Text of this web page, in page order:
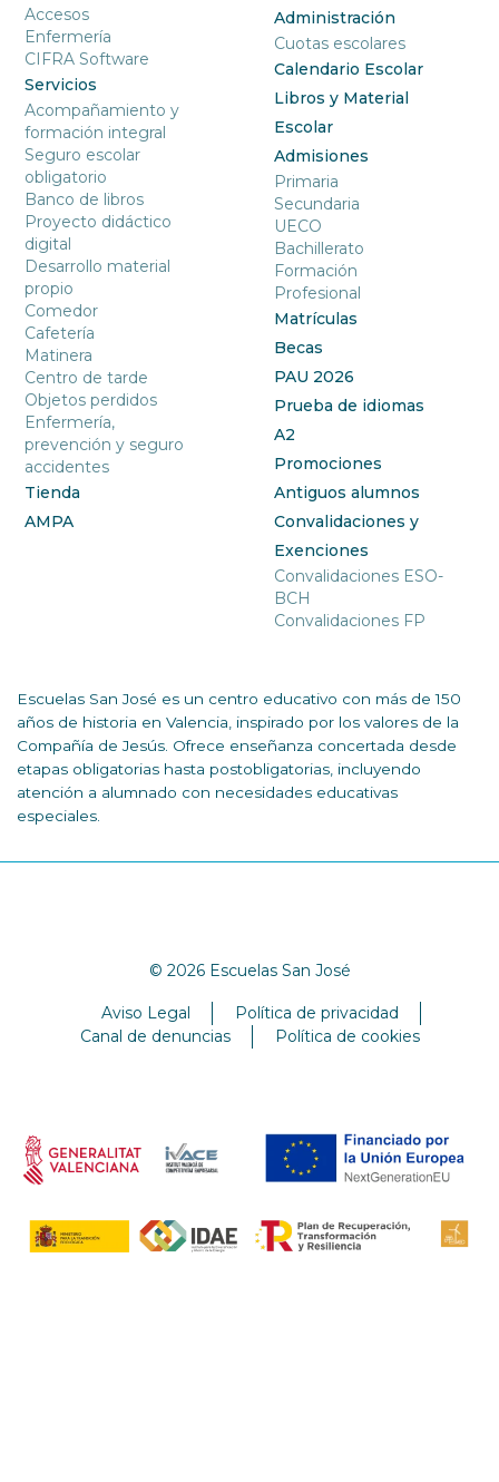
Accesos
Enfermería
CIFRA Software
Servicios
Acompañamiento y
formación integral
Seguro escolar
obligatorio
Banco de libros
Proyecto didáctico
digital
Desarrollo material
propio
Comedor
Cafetería
Matinera
Centro de tarde
Objetos perdidos
Enfermería,
prevención y seguro
accidentes
Tienda
AMPA
Administración
Cuotas escolares
Calendario Escolar
Libros y Material
Escolar
Admisiones
Primaria
Secundaria
UECO
Bachillerato
Formación
Profesional
Matrículas
Becas
PAU 2026
Prueba de idiomas
A2
Promociones
Antiguos alumnos
Convalidaciones y
Exenciones
Convalidaciones ESO-
BCH
Convalidaciones FP
Escuelas San José es un centro educativo con más de 150
años de historia en Valencia, inspirado por los valores de la
Compañía de Jesús. Ofrece enseñanza concertada desde
etapas obligatorias hasta postobligatorias, incluyendo
atención a alumnado con necesidades educativas
especiales.
© 2026 Escuelas San José
Aviso Legal
Política de privacidad
Canal de denuncias
Política de cookies